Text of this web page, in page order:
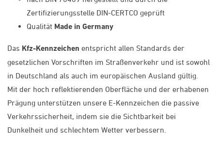
Zertifizierungsstelle DIN-CERTCO geprüft
Qualität Made in Germany
Das Kfz-Kennzeichen entspricht allen Standards der
gesetzlichen Vorschriften im Straßenverkehr und ist sowohl
in Deutschland als auch im europäischen Ausland gültig.
Mit der hoch reflektierenden Oberfläche und der erhabenen
Prägung unterstützen unsere E-Kennzeichen die passive
Verkehrssicherheit, indem sie die Sichtbarkeit bei
Dunkelheit und schlechtem Wetter verbessern.